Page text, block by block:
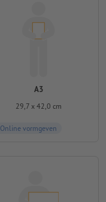
A3
29,7 x 42,0 cm
Online vormgeven